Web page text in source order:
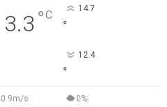
°C 14.7
°
12.4
°
0.9m/s 0%